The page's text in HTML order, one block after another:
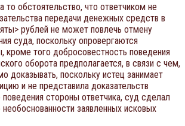
то обстоятельство, что ответчиком не
передачи денежных средств в
рублей не может повлечь отмену
суда, поскольку опровергаются
кроме того добросовестность поведения
оборота предполагается, в связи с чем,
доказывать, поскольку истец занимает
и не представила доказательств
стороны ответчика, суд сделал
заявленных исковых